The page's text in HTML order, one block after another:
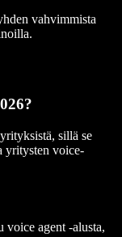
vahvimmista
sillä se
yritysten voice-
voice agent -alusta,